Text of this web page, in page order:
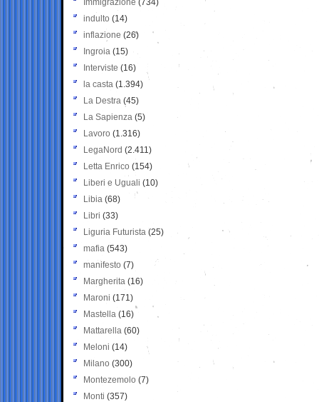
Immigrazione (734)
indulto (14)
inflazione (26)
Ingroia (15)
Interviste (16)
la casta (1.394)
La Destra (45)
La Sapienza (5)
Lavoro (1.316)
LegaNord (2.411)
Letta Enrico (154)
Liberi e Uguali (10)
Libia (68)
Libri (33)
Liguria Futurista (25)
mafia (543)
manifesto (7)
Margherita (16)
Maroni (171)
Mastella (16)
Mattarella (60)
Meloni (14)
Milano (300)
Montezemolo (7)
Monti (357)